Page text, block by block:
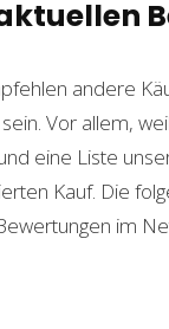
andere
Vor allem,
eine Liste
Kauf. Die
im